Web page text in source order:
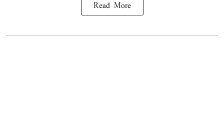
Read More